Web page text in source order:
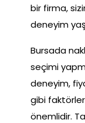
bir firma,
deneyim
Bursada
seçimi
deneyim,
gibi
önemlidir.